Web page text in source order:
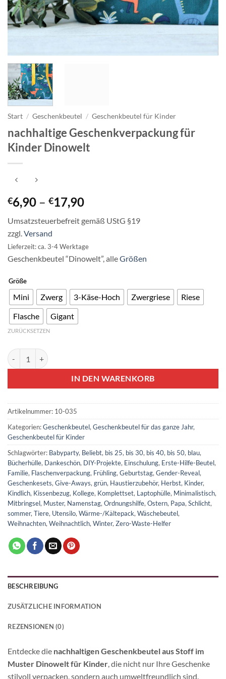
Start / Geschenkbeutel / Geschenkbeutel für Kinder
nachhaltige Geschenkverpackung für
Kinder Dinowelt
€6,90 – €17,90Preisspanne:
bis
Umsatzsteuerbefreit gemäß UStG §19
zzgl.Versand
Lieferzeit: ca. 3-4 Werktage
Geschenkbeutel “Dinowelt”, alleGrößen
Größe
Mini Zwerg 3-Käse-Hoch Zwergriese
Riese
Flasche
Gigant
ZURÜCKSETZEN
nachhaltige Geschenkverpackung für Kinder Dinowelt Menge
IN DEN WARENKORB
Artikelnummer: 10-035
Kategorien:Geschenkbeutel, Geschenkbeutel für das ganze Jahr,
Geschenkbeutel für Kinder
Schlagwörter: Babyparty, Beliebt, bis 25, bis 30, bis 40, bis 50, blau,
Bücherhülle, Dankeschön, DIY-Projekte, Einschulung, Erste-Hilfe-Beutel,
Familie, Flaschenverpackung, Frühling, Geburtstag, Gender-Reveal,
Geschenkesets, Give-Aways, grün, Haustierzubehör, Herbst, Kinder,
Kindlich, Kissenbezug, Kollege, Komplettset, Laptophülle, Minimalistisch,
Mitbringsel, Muster, Namenstag, Ordnungshilfe, Ostern, Papa, Schlicht,
sommer, Tiere, Utensilo, Wärme-/Kältepack, Wäschebeutel,
Weihnachten, Weihnachtlich, Winter, Zero-Waste-Helfer
BESCHREIBUNG
ZUSÄTZLICHE INFORMATION
REZENSIONEN (0)
Entdecke die nachhaltigen Geschenkbeutel aus Stoff im
Muster Dinowelt für Kinder, die nicht nur Ihre Geschenke
stilvoll verpacken, sondern auch umweltfreundlich sind.